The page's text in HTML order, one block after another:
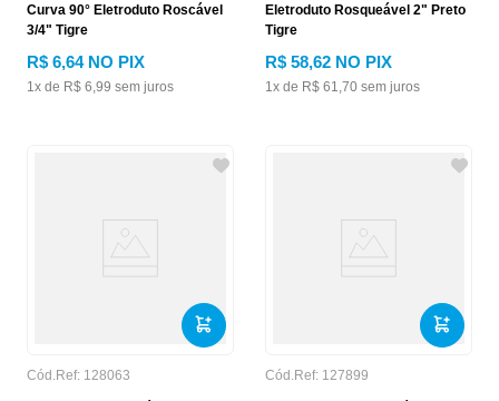
Curva 90° Eletroduto Roscável
3/4" Tigre
R$ 6,64NO PIX
1x de R$ 6,99 sem juros
Eletroduto Rosqueável 2" Preto
Tigre
R$ 58,62 NO PIX
1x de R$ 61,70 sem juros
Cód.Ref: 128063 Cód.Ref: 127899